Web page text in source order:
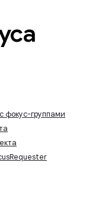
фокус-группами